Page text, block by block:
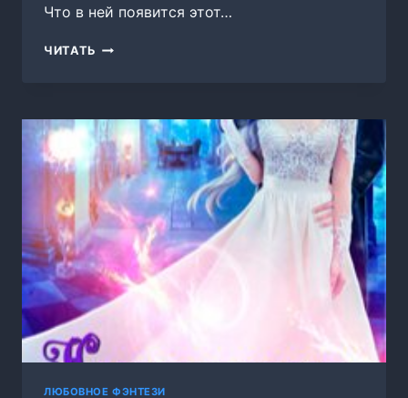
Что в ней появится этот…
ЧИТАТЬ ВСТРЕТИМСЯ
ЛЮБОВНОЕ ФЭНТЕЗИ